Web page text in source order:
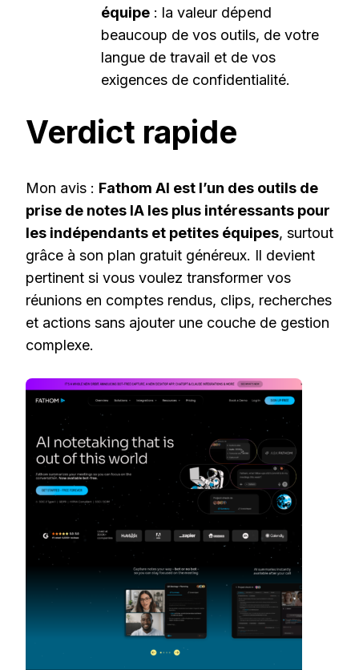
équipe : la valeur dépend
beaucoup de vos outils, de votre
langue de travail et de vos
exigences de confidentialité.
Verdict rapide
Mon avis : Fathom AI est l’un des outils de
prise de notes IA les plus intéressants pour
les indépendants et petites équipes, surtout
grâce à son plan gratuit généreux. Il devient
pertinent si vous voulez transformer vos
réunions en comptes rendus, clips, recherches
et actions sans ajouter une couche de gestion
complexe.